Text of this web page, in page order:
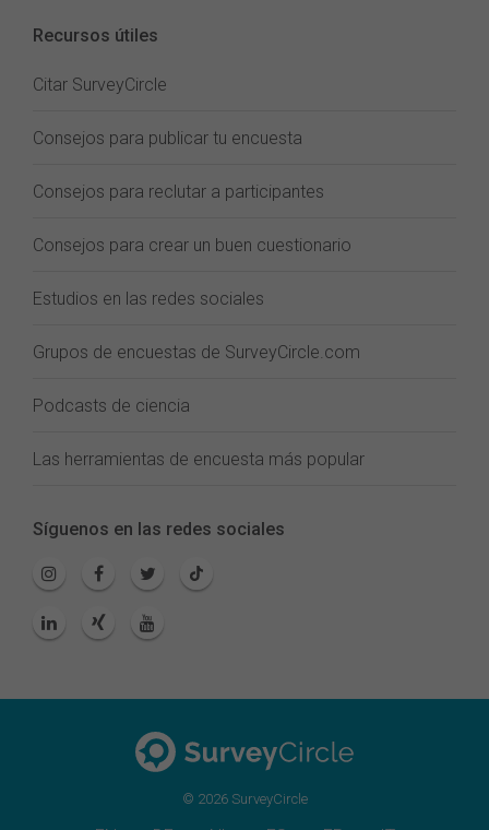
Recursos útiles
Citar SurveyCircle
Consejos para publicar tu encuesta
Consejos para reclutar a participantes
Consejos para crear un buen cuestionario
Estudios en las redes sociales
Grupos de encuestas de SurveyCircle.com
Podcasts de ciencia
Las herramientas de encuesta más popular
Síguenos en las redes sociales
© 2026 SurveyCircle